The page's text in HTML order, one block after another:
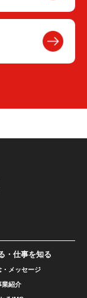
・仕事を知る
・メッセージ
業紹介